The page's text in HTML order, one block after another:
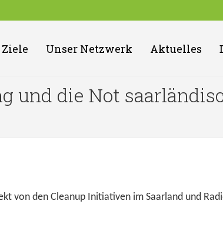
Ziele Unser Netzwerk Aktuelles
und die Not
von den Cleanup Initiativen im Saarland und